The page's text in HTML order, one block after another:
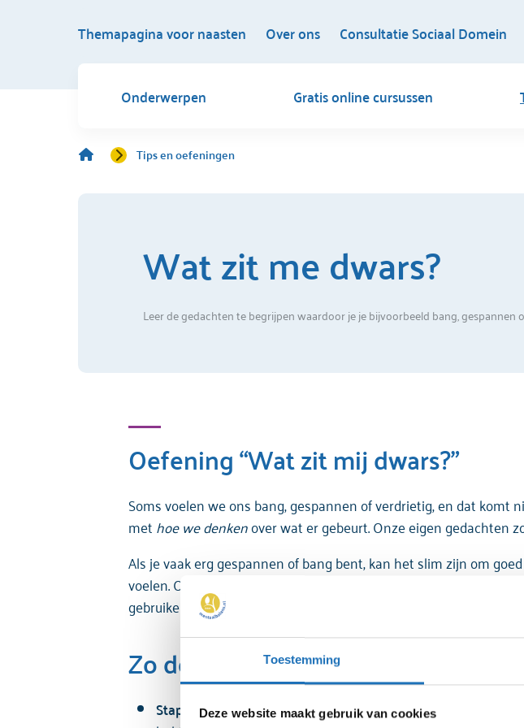
Toestemming
Deze website maakt gebruik van cookies
Themapagina voor naasten Over ons Consultatie Sociaal Domein
Onderwerpen Gratis online cursussen
Wat zit me dwars?
Leer de gedachten te begrijpen waardoor je je bijvoorbeeld bang,
Tips en oefeningen
Oefening “Wat zit mij dwars?”
Soms voelen we ons bang, gespannen of verdrietig, en dat
methoe we denkenover wat er gebeurt. Onze eigen gedachten
Als je vaak erg gespannen of bang bent, kan het slim zijn om
voelen. Omdat onze gedachten vaak super snel en automatisch
gebruiken. Dat kan je helpen om uit te zoeken waar die gevoelens
Zo doe je dat:
Stap 1 : Pak een pen en papier. Schrijf nu als eerste op welke